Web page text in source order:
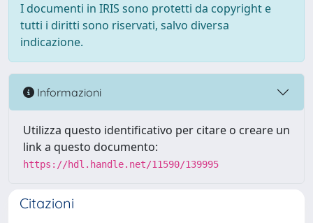
I documenti in IRIS sono protetti da copyright e
tutti i diritti sono riservati, salvo diversa
indicazione.
Informazioni
Utilizza questo identificativo per citare o creare un
link a questo documento:
https://hdl.handle.net/11590/139995
Citazioni